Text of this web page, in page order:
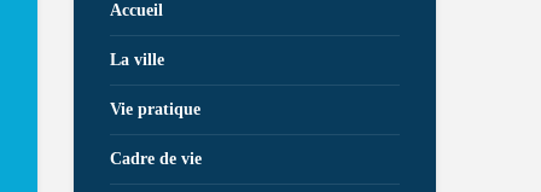
Accueil
La ville
Vie pratique
Cadre de vie